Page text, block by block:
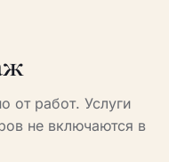
от работ. Услуги
не включаются в